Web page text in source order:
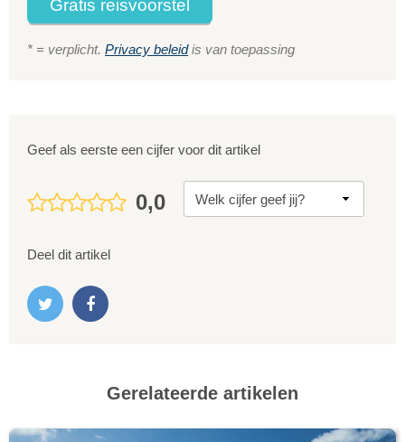
Gratis reisvoorstel
* = verplicht. Privacy beleidis van toepassing
Geef als eerste een cijfer voor dit artikel
0,0
Deel dit artikel
Gerelateerde artikelen